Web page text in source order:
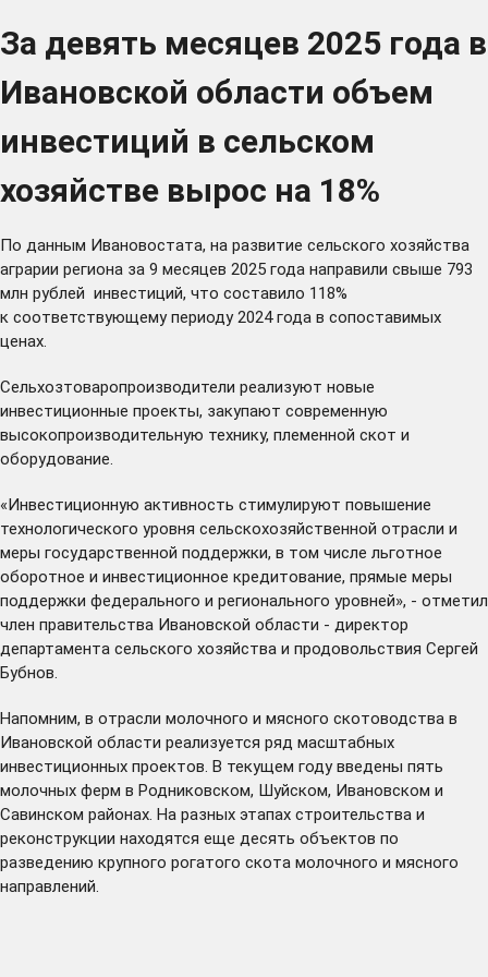
За девять месяцев 2025 года в
Ивановской области объем
инвестиций в сельском
хозяйстве вырос на 18%
По данным Ивановостата, на развитие сельского хозяйства
аграрии региона за 9 месяцев 2025 года направили свыше 793
млн рублей инвестиций, что составило 118%
к соответствующему периоду 2024 года в сопоставимых
ценах.
Сельхозтоваропроизводители реализуют новые
инвестиционные проекты, закупают современную
высокопроизводительную технику, племенной скот и
оборудование.
«Инвестиционную активность стимулируют повышение
технологического уровня сельскохозяйственной отрасли и
меры государственной поддержки, в том числе льготное
оборотное и инвестиционное кредитование, прямые меры
поддержки федерального и регионального уровней», - отметил
член правительства Ивановской области - директор
департамента сельского хозяйства и продовольствия Сергей
Бубнов.
Напомним, в отрасли молочного и мясного скотоводства в
Ивановской области реализуется ряд масштабных
инвестиционных проектов. В текущем году введены пять
молочных ферм в Родниковском, Шуйском, Ивановском и
Савинском районах. На разных этапах строительства и
реконструкции находятся еще десять объектов по
разведению крупного рогатого скота молочного и мясного
направлений.